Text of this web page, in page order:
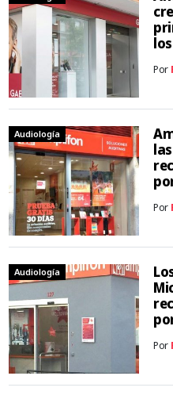
Por
Audiología
Por
Audiología
Por